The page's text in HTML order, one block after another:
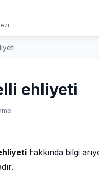
ehliyeti
hakkında bilgi